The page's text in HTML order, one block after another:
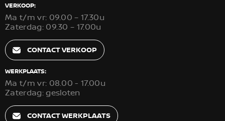
VERKOOP:
Ma t/m vr: 09.00 – 17.30u
Zaterdag: 09.30 – 17.00u
CONTACT VERKOOP
WERKPLAATS:
Ma t/m vr: 08.00 - 17.00u
Zaterdag: gesloten
CONTACT WERKPLAATS